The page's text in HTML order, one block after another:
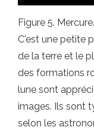
Figure 5.
C'est une petite
de la terre et le
des formations
lune sont
images. Ils sont
selon les